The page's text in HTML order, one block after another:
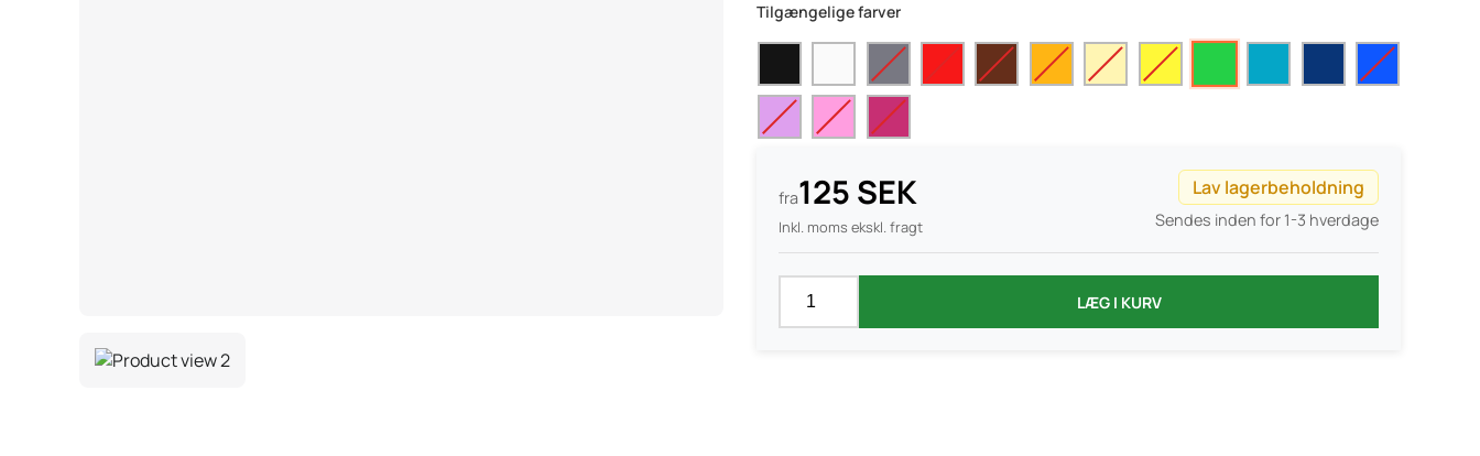
Tilgængelige farver
fra125 SEK
Inkl. moms ekskl. fragt
Lav lagerbeholdning
Sendes inden for 1-3 hverdage
LÆG I KURV